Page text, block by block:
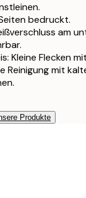
mit Füllung
bedruckt.
am
Kleine Flecken
Reinigung mit
Produkte